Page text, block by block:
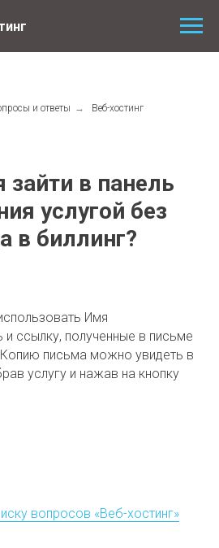
и ответы → Веб-хостинг
зайти в панель
услугой без
в биллинг?
Имя
и ссылку, полученные в письме
Копию письма можно увидеть в
услугу и нажав на кнопку
вопросов «Веб-хостинг»